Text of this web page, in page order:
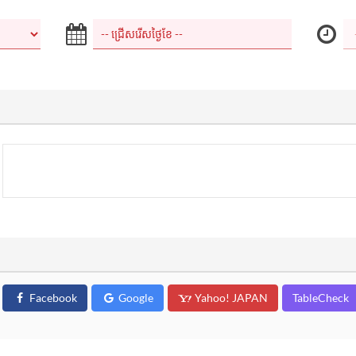
Facebook Google Yahoo! JAPAN TableCheck